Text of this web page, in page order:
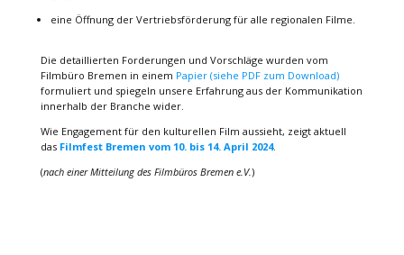
eine Öffnung der Vertriebsförderung für alle regionalen Filme.
Die detaillierten Forderungen und Vorschläge wurden vom
Filmbüro Bremen in einem Papier (siehe PDF zum Download)
formuliert und spiegeln unsere Erfahrung aus der Kommunikation
innerhalb der Branche wider.
Wie Engagement für den kulturellen Film aussieht, zeigt aktuell
das Filmfest Bremen vom 10. bis 14. April 2024.
(nach einer Mitteilung des Filmbüros Bremen e.V.)